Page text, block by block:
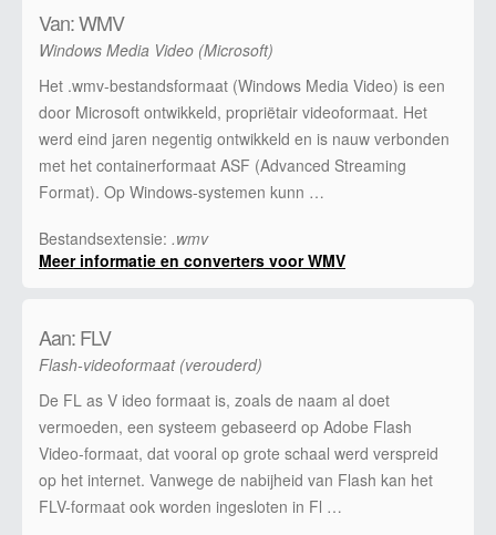
Van: WMV
Windows Media Video (Microsoft)
Het .wmv-bestandsformaat (Windows Media Video) is een
door Microsoft ontwikkeld, propriëtair videoformaat. Het
werd eind jaren negentig ontwikkeld en is nauw verbonden
met het containerformaat ASF (Advanced Streaming
Format). Op Windows-systemen kunn …
Bestandsextensie: .wmv
Meer informatie en converters voor WMV
Aan: FLV
Flash-videoformaat (verouderd)
De FL as V ideo formaat is, zoals de naam al doet
vermoeden, een systeem gebaseerd op Adobe Flash
Video-formaat, dat vooral op grote schaal werd verspreid
op het internet. Vanwege de nabijheid van Flash kan het
FLV-formaat ook worden ingesloten in Fl …